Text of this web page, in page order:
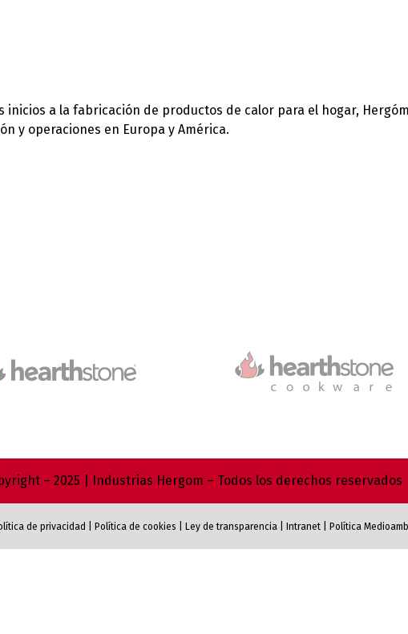
inicios a la fabricación de productos de calor para el hogar,
y operaciones en Europa y América.
– 2025 | Industrias Hergom – Todos los derechos reservados
de privacidad Política de cookies Ley de transparencia Intranet Política